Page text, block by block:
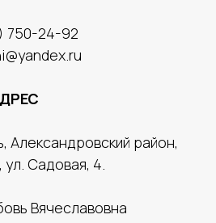
750-24-92
Александровский район,
Садовая, 4.
овь Вячеславовна